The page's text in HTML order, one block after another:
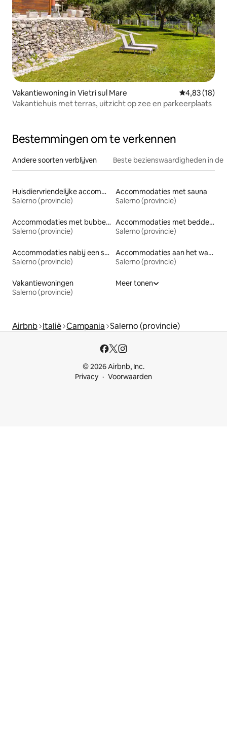
Vakantiewoning in Vietri sul Mare Gemiddelde
4,83 (18)
Vakantiehuis met terras, uitzicht op zee en parkeerplaats
Bestemmingen om te verkennen
Andere soorten verblijven Beste bezienswaardigheden in de
Huisdiervriendelijke accommodaties
Salerno (provincie)
Accommodaties met sauna
Salerno (provincie)
Accommodaties met bubbelbad
Salerno (provincie)
Accommodaties met bedden op toegankelijke hoogte
Salerno (provincie)
Accommodaties nabij een strand
Salerno (provincie)
Accommodaties aan het water
Salerno (provincie)
Vakantiewoningen
Salerno (provincie)
Meer tonen
Airbnb Italië Campania Salerno (provincie)
© 2026 Airbnb, Inc.
Privacy
Voorwaarden